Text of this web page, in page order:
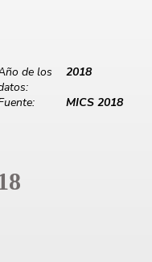
de los
2018
MICS 2018